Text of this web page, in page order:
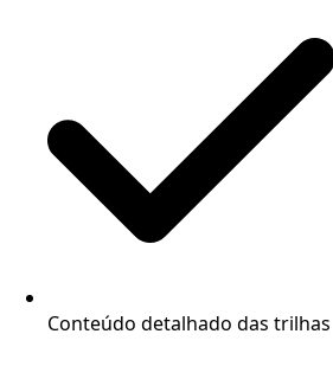
Conteúdo detalhado das trilhas